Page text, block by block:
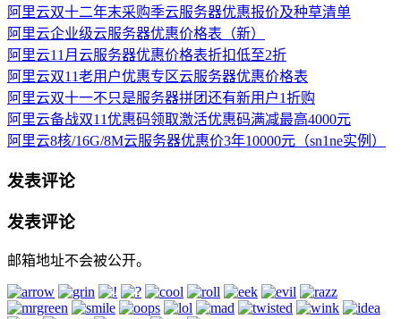
阿里云双十二年末采购季云服务器优惠报价及种草清单
阿里云企业级云服务器优惠价格表（新）
阿里云11月云服务器优惠价格表折扣低至2折
阿里云双11老用户优惠专区云服务器优惠价格表
阿里云双十一不只是服务器拼团还有新用户1折购
阿里云备战双11优惠码领取激活优惠码满减最高4000元
阿里云8核/16G/8M云服务器优惠价3年10000元（sn1ne实例）
发表评论
发表评论
邮箱地址不会被公开。